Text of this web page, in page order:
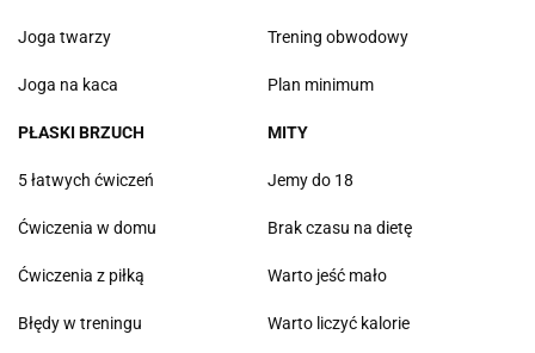
Joga twarzy
Joga na kaca
Trening obwodowy
Plan minimum
PŁASKI BRZUCH
5 łatwych ćwiczeń
Ćwiczenia w domu
Ćwiczenia z piłką
Błędy w treningu
MITY
Jemy do 18
Brak czasu na dietę
Warto jeść mało
Warto liczyć kalorie